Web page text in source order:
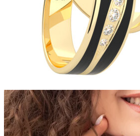
Romantic Collection
Zásnubné prstne z kolekcie Romantic.